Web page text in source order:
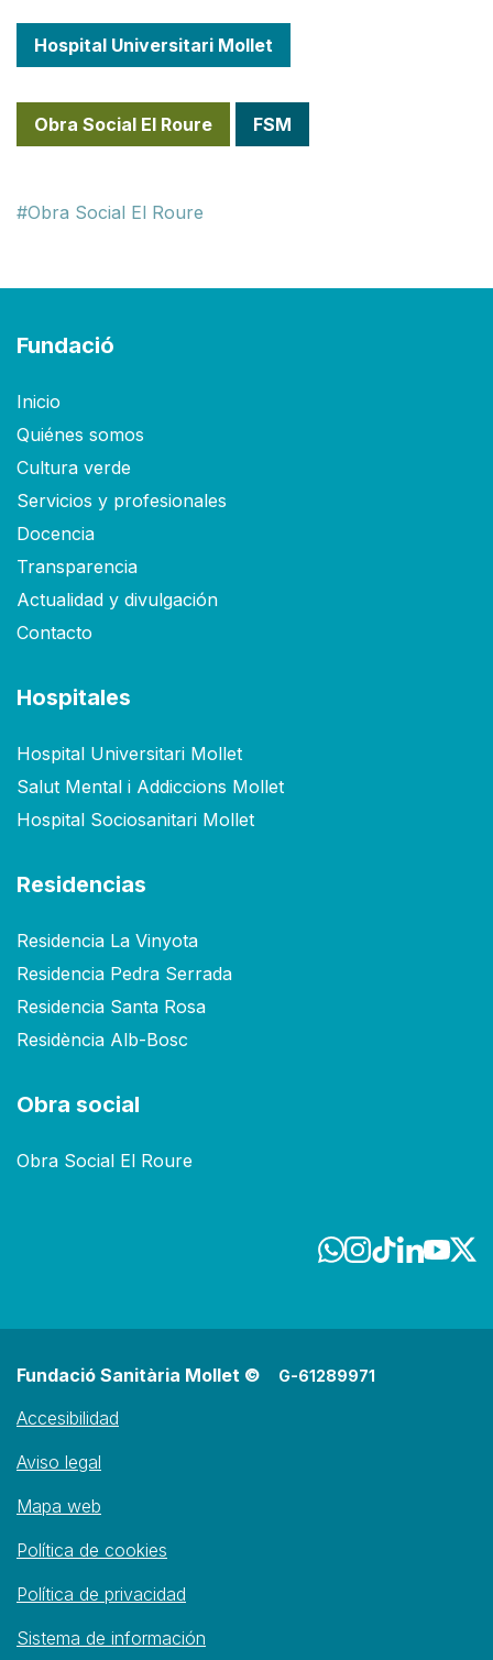
Hospital Universitari Mollet
Obra Social El Roure FSM
Obra Social El Roure
Fundació
Inicio
Quiénes somos
Cultura verde
Servicios y profesionales
Docencia
Transparencia
Actualidad y divulgación
Contacto
Hospitales
Hospital Universitari Mollet
Salut Mental i Addiccions Mollet
Hospital Sociosanitari Mollet
Residencias
Residencia La Vinyota
Residencia Pedra Serrada
Residencia Santa Rosa
Residència Alb-Bosc
Obra social
Obra Social El Roure
Fundació Sanitària Mollet © G-61289971
Accesibilidad
Aviso legal
Mapa web
Política de cookies
Política de privacidad
Sistema de información